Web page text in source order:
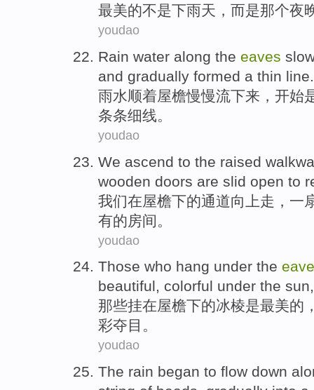
最美的不是下雨天 ， 而是那个夜
youdao
Rain water along the eaves
and gradually formed a thin line.
雨水顺着屋檐慢慢流下来 ， 开始
条条细线。
youdao
We ascend to the raised
wooden doors are slid open to
我们在屋檐下的通道向上走， 一
有的房间 。
youdao
Those who hang under the
beautiful, colorful under the sun
那些挂在屋檐下的冰棱是最美的
彩夺目 。
youdao
The rain began to flow down